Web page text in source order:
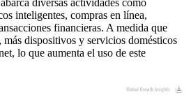
diversas actividades como
inteligentes, compras en línea,
financieras. A medida que
más dispositivos y servicios domésticos
lo que aumenta el uso de este